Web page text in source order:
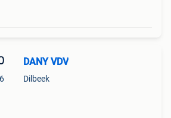
DANY VDV
Dilbeek